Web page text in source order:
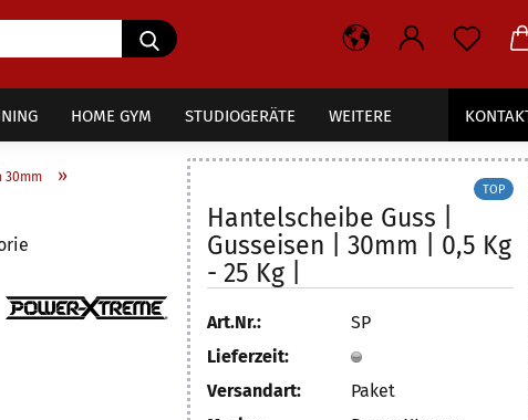
Suche...
HOME GYM STUDIOGERÄTE WEITERE
30mm »
TOP
Hantelscheibe Guss |
Gusseisen | 30mm | 0,5 Kg
- 25 Kg |
Art.Nr.:
SP
Lieferzeit:
Versandart:
Paket